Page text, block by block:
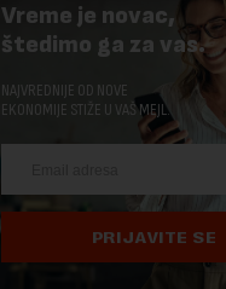
Vreme je novac,
štedimo ga za vas.
NAJVREDNIJE OD NOVE
EKONOMIJE STIŽE U VAŠ MEJL.
PRIJAVITE SE